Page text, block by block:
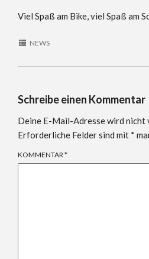
Viel Spaß am Bike, viel Spaß am
NEWS
Schreibe einen Kommentar
Deine E-Mail-Adresse wird
Erforderliche Felder sind mit *
KOMMENTAR *